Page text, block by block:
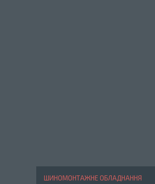
ШИНОМОНТАЖНЕ ОБЛАДНАННЯ